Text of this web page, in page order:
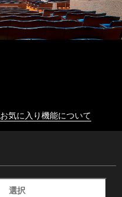
お気に入り機能について
選択